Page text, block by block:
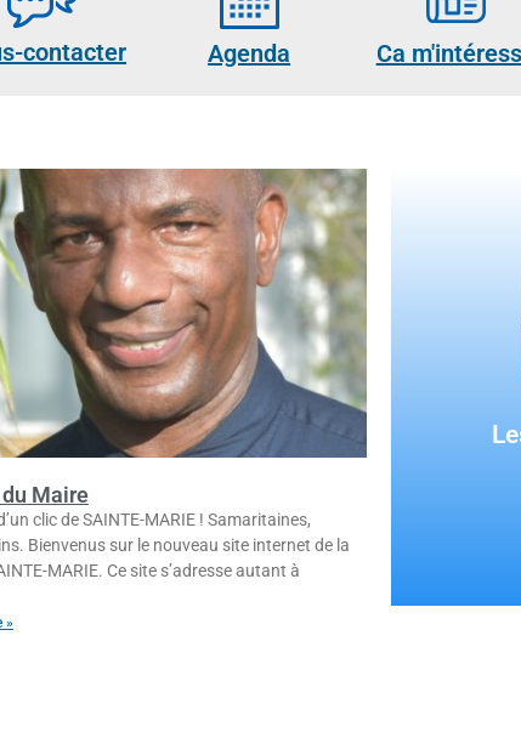
contacter Agenda Ca
Maire
clic de SAINTE-MARIE ! Samaritaines,
Bienvenus sur le nouveau site internet de la
MARIE. Ce site s’adresse autant à
»
est né